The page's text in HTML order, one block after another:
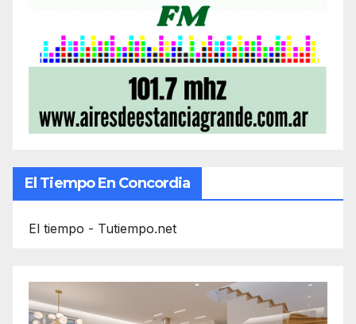
El Tiempo En Concordia
El tiempo - Tutiempo.net